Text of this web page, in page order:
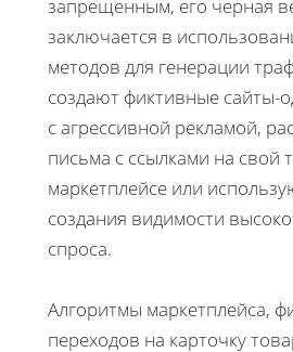
запрещенным, его черная
заключается в
методов для генерации
создают фиктивные сайты-
с агрессивной рекламой,
письма с ссылками на свой
маркетплейсе или
создания видимости
спроса.
Алгоритмы маркетплейса,
переходов на карточку